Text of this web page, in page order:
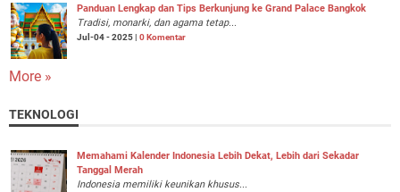
Panduan Lengkap dan Tips Berkunjung ke Grand Palace Bangkok
Tradisi, monarki, dan agama tetap...
Jul-04 - 2025 | 0 Komentar
More »
TEKNOLOGI
Memahami Kalender Indonesia Lebih Dekat, Lebih dari Sekadar
Tanggal Merah
Indonesia memiliki keunikan khusus...